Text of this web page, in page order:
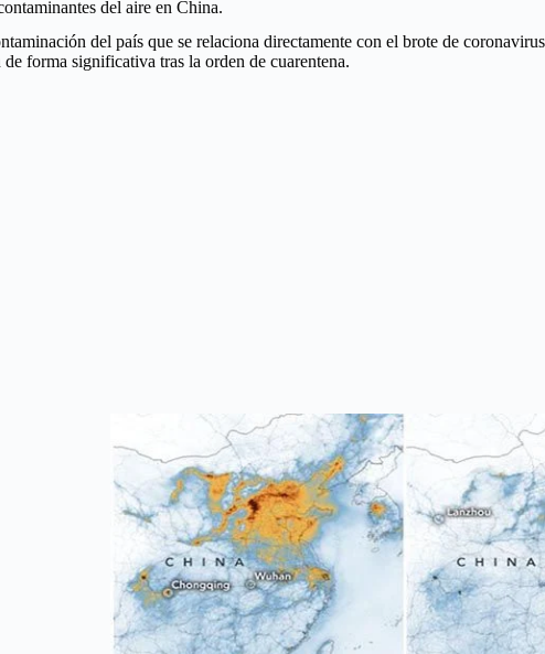
del aire en China.
del país que se relaciona directamente con el brote de
forma significativa tras la orden de cuarentena.